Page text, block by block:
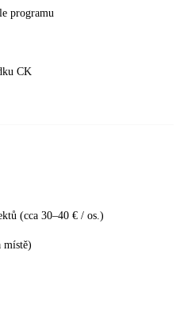
programu
CK
(cca 30–40 € / os.)
místě)